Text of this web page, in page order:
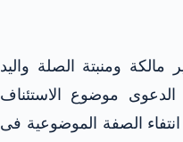
ومنبتة الصلة واليد
الدعوى موضوع الاستئناف
انتفاء الصفة الموضوعية فى